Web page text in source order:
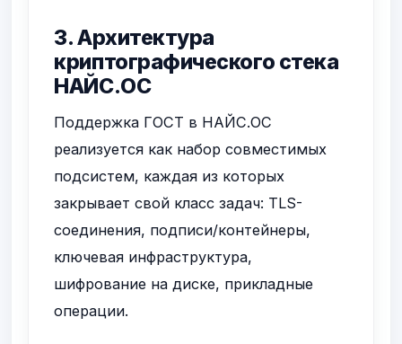
3. Архитектура
криптографического стека
НАЙС.ОС
Поддержка ГОСТ в НАЙС.ОС
реализуется как набор совместимых
подсистем, каждая из которых
закрывает свой класс задач: TLS-
соединения, подписи/контейнеры,
ключевая инфраструктура,
шифрование на диске, прикладные
операции.